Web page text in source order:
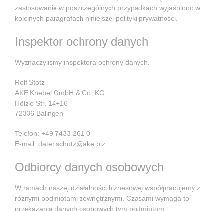
zastosowanie w poszczególnych przypadkach wyjaśniono w
kolejnych paragrafach niniejszej polityki prywatności.
Inspektor ochrony danych
Wyznaczyliśmy inspektora ochrony danych.
Rolf Stotz
AKE Knebel GmbH & Co. KG
Hölzle Str. 14+16
72336 Balingen
Telefon: +49 7433 261 0
E-mail: datenschutz@ake.biz
Odbiorcy danych osobowych
W ramach naszej działalności biznesowej współpracujemy z
różnymi podmiotami zewnętrznymi. Czasami wymaga to
przekazania danych osobowych tym podmiotom